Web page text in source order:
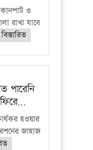
ও
রাখা যাবে
বিস্তারিত
পারেনি
ফিরে…
হওয়ার
জাহাজ